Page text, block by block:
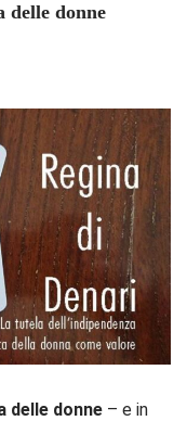
delle donne
delle donne – e in